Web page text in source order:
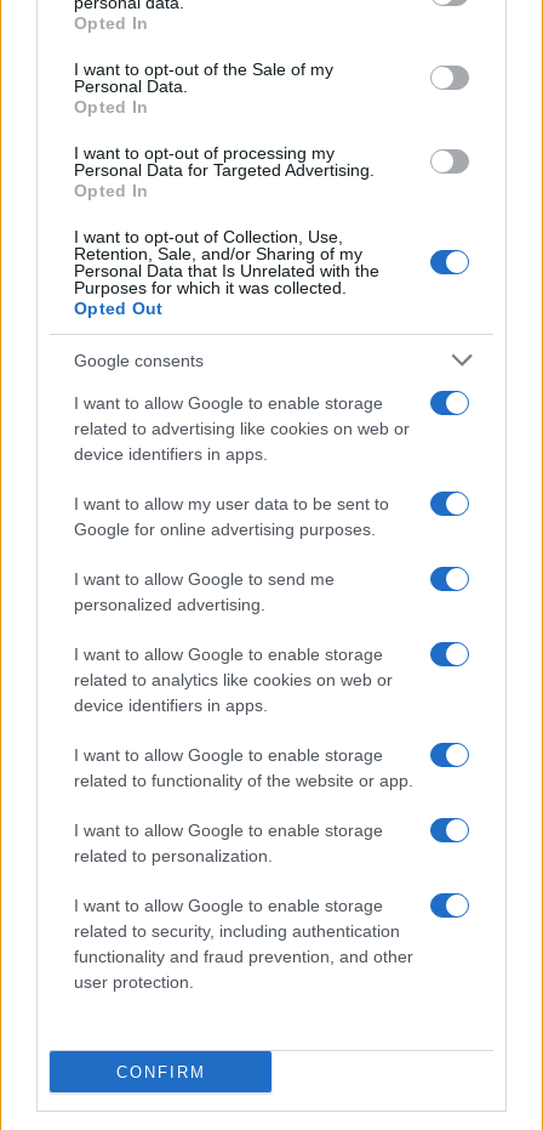
grant or deny consent to Google and its third-party tags to
use your data for below specified purposes in below Google
consent section.
Opted In
I want to opt-out of the Sale of my
Personal Data.
Opted In
I want to opt-out of processing my
Personal Data for Targeted Advertising.
Opted In
I want to opt-out of Collection, Use,
Retention, Sale, and/or Sharing of my
Personal Data that Is Unrelated with the
Purposes for which it was collected.
Opted Out
Google consents
I want to allow Google to enable storage
related to advertising like cookies on web or
device identifiers in apps.
I want to allow my user data to be sent to
Google for online advertising purposes.
I want to allow Google to send me
personalized advertising.
I want to allow Google to enable storage
related to analytics like cookies on web or
device identifiers in apps.
I want to allow Google to enable storage
related to functionality of the website or app.
I want to allow Google to enable storage
related to personalization.
I want to allow Google to enable storage
related to security, including authentication
functionality and fraud prevention, and other
user protection.
CONFIRM
μπαταριών για τα υβριδικά
ευρωπαϊκή
αυτοκινητοβιομηχανία
αποδοτικότητας
Άνετη νίκη της Ελλάδας
στην πρεμιέρα, 78-36 την
Γιαννακόπουλος: «Όταν σου
καταστρέφεις» (vid)
ΕΛΣΤΑΤ: Στο 3,4% υποχώρησε ο πληθωρισμός τον Ιούλιο
ευρώ σε 843 μέσα
ενημέρωσης- Ξεκίνησε το
πενταετές πρόγραμμα